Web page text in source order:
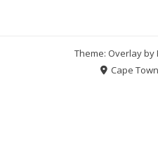
Theme: Overlay by
Cape